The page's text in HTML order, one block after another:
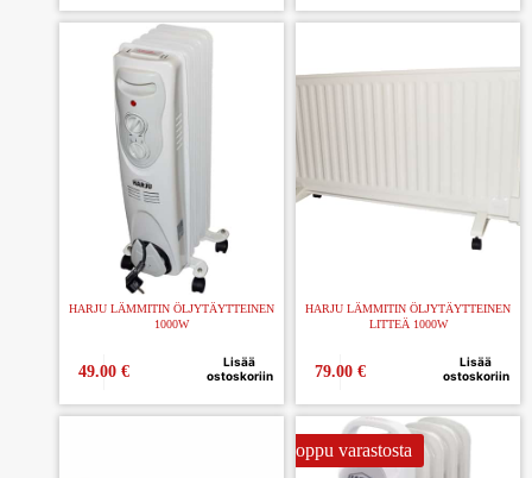
HARJU LÄMMITIN ÖLJYTÄYTTEINEN
1000W
49.00 €
Lisää
ostoskoriin
HARJU LÄMMITIN ÖLJYTÄYTTEINEN
LITTEÄ 1000W
79.00 €
Lisää
ostoskoriin
Loppu varastosta